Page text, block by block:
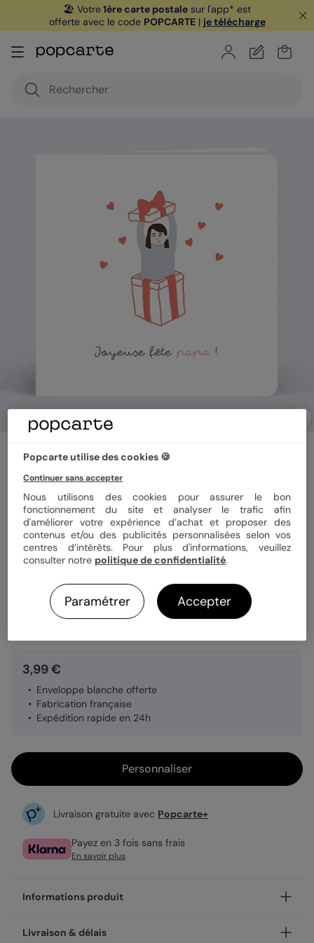
🏖️ Votre1ère carte postale sur l'app* est
offerte avec le code POPCARTE| je télécharge
À très vite
Format 14x14 cm plié
Papier Satiné
Quantité 1 carte
3,99 €
Enveloppe blanche offerte
Fabrication française
Expédition rapide en 24h
Personnaliser
Livraison gratuite avec Popcarte+
Payez en 3 fois sans frais
En savoir plus
Informations produit
Personnalisez votre carte fête des pères À très vite, .
Livraison & délais
Popcarte utilise des cookies 🍪
Continuer sans accepter
Nous utilisons des cookies pour assurer le bon
fonctionnement du site et analyser le trafic afin
d'améliorer votre expérience d’achat et proposer des
contenus et/ou des publicités personnalisées selon vos
centres d’intérêts. Pour plus d'informations, veuillez
consulter notre politique de confidentialité.
Paramétrer Accepter